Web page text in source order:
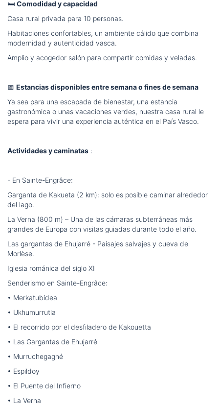
🛏️ Comodidad y capacidad
Casa rural privada para 10 personas.
Habitaciones confortables, un ambiente cálido que combina
modernidad y autenticidad vasca.
Amplio y acogedor salón para compartir comidas y veladas.
📅 Estancias disponibles entre semana o fines de semana
Ya sea para una escapada de bienestar, una estancia
gastronómica o unas vacaciones verdes, nuestra casa rural le
espera para vivir una experiencia auténtica en el País Vasco.
Actividades y caminatas :
- En Sainte-Engrâce:
Garganta de Kakueta (2 km): solo es posible caminar alrededor
del lago.
La Verna (800 m) – Una de las cámaras subterráneas más
grandes de Europa con visitas guiadas durante todo el año.
Las gargantas de Ehujarré - Paisajes salvajes y cueva de
Morlèse.
Iglesia románica del siglo XI
Senderismo en Sainte-Engrâce:
• Merkatubidea
• Ukhumurrutia
• El recorrido por el desfiladero de Kakouetta
• Las Gargantas de Ehujarré
• Murruchegagné
• Espildoy
• El Puente del Infierno
• La Verna